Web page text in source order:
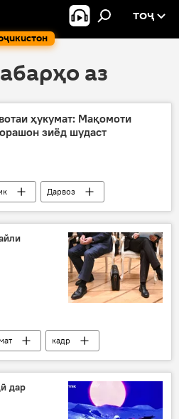
ТОҶ
аз
ҳукумат: Мақомоти
зиёд шудаст
Дарвоз
ҷонварони нодир
кадр
Сиёсат
дар